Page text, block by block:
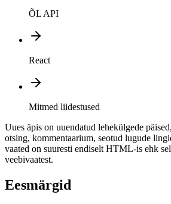
ÕL API
React
Mitmed liidestused
Uues äpis on uuendatud lehekülgede
otsing, kommentaarium, seotud lugude
vaated on suuresti endiselt HTML-is ehk
veebivaatest.
Eesmärgid